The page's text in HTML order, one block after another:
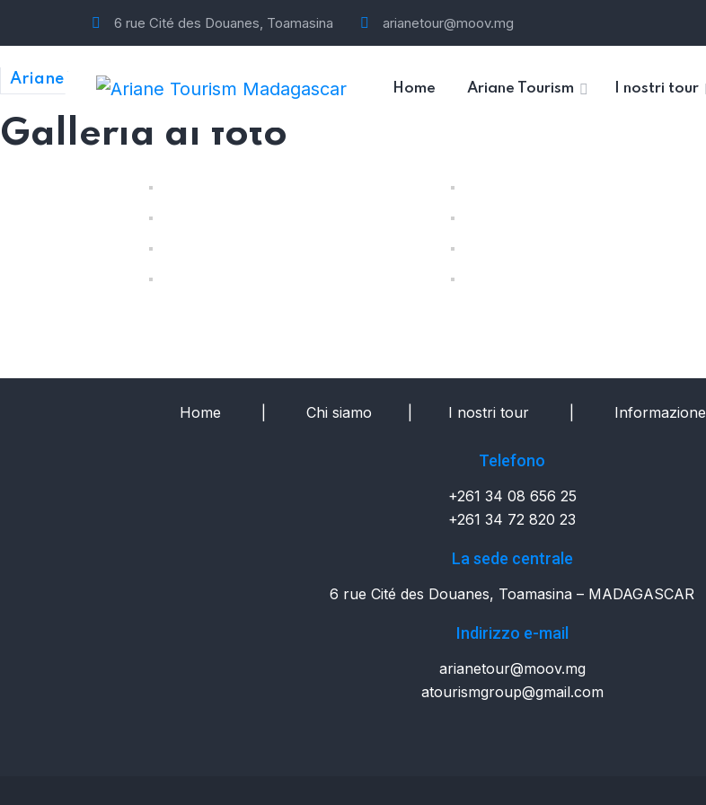
6 rue Cité des Douanes, Toamasina arianetour@moov.mg
Home Ariane Tourism I nostri tour
Ariane Tourism Madagascar
Galleria di foto
Home Chi siamo I nostri tour Informazione
Telefono
+261 34 08 656 25
+261 34 72 820 23
La sede centrale
6 rue Cité des Douanes, Toamasina – MADAGASCAR
Indirizzo e-mail
arianetour@moov.mg
atourismgroup@gmail.com